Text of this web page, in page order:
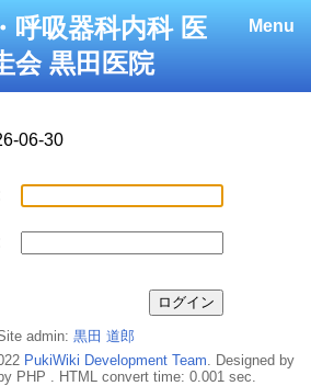
Menu
呼吸器科内科 医
会 黒田医院
06-30
admin: 黒田 道郎
PukiWiki Development Team. Designed by
PHP . HTML convert time: 0.001 sec.